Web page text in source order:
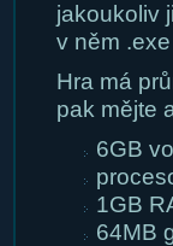
jakoukoliv
v něm
Hra má
pak mějte
6GB
1GB
64MB